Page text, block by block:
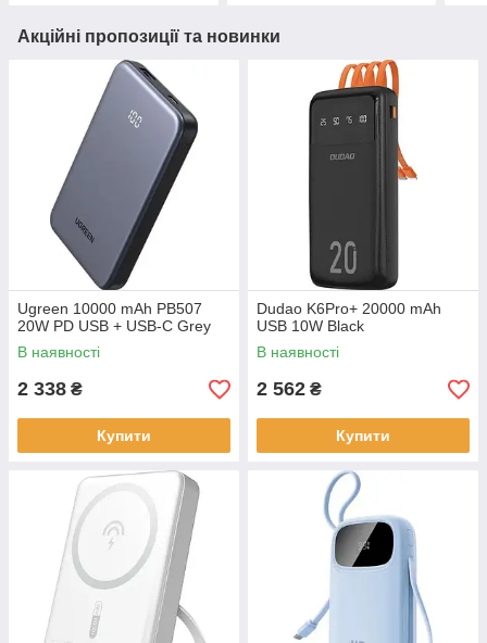
Акційні пропозиції та новинки
Ugreen 10000 mAh PB507
20W PD USB + USB-C Grey
В наявності
2 338 ₴
Купити
Dudao K6Pro+ 20000 mAh
USB 10W Black
В наявності
2 562 ₴
Купити